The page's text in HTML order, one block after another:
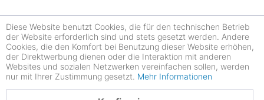
Diese Website benutzt Cookies, die für den technischen Betrieb
der Website erforderlich sind und stets gesetzt werden. Andere
Cookies, die den Komfort bei Benutzung dieser Website erhöhen,
der Direktwerbung dienen oder die Interaktion mit anderen
Websites und sozialen Netzwerken vereinfachen sollen, werden
nur mit Ihrer Zustimmung gesetzt. Mehr Informationen